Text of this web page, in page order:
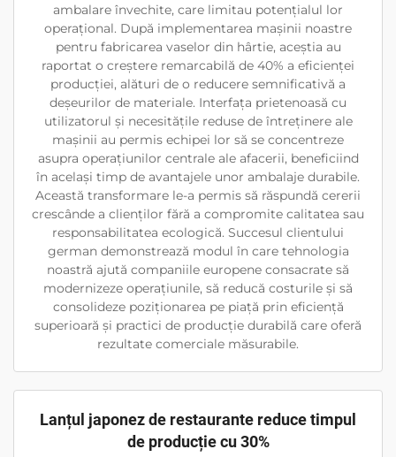
ambalare învechite, care limitau potențialul lor
operațional. După implementarea mașinii noastre
pentru fabricarea vaselor din hârtie, aceștia au
raportat o creștere remarcabilă de 40% a eficienței
producției, alături de o reducere semnificativă a
deșeurilor de materiale. Interfața prietenoasă cu
utilizatorul și necesitățile reduse de întreținere ale
mașinii au permis echipei lor să se concentreze
asupra operațiunilor centrale ale afacerii, beneficiind
în același timp de avantajele unor ambalaje durabile.
Această transformare le-a permis să răspundă cererii
crescânde a clienților fără a compromite calitatea sau
responsabilitatea ecologică. Succesul clientului
german demonstrează modul în care tehnologia
noastră ajută companiile europene consacrate să
modernizeze operațiunile, să reducă costurile și să
consolideze poziționarea pe piață prin eficiență
superioară și practici de producție durabilă care oferă
rezultate comerciale măsurabile.
Lanțul japonez de restaurante reduce timpul
de producție cu 30%